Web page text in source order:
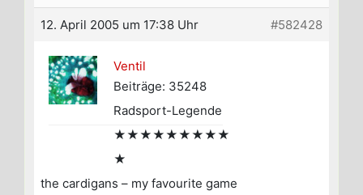
12. April 2005 um 17:38 Uhr #582428
Ventil
Beiträge: 35248
Radsport-Legende
★★★★★★★★★
★
the cardigans – my favourite game